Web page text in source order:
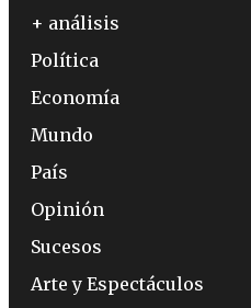
+ análisis
Política
Economía
Mundo
País
Opinión
Sucesos
Arte y Espectáculos